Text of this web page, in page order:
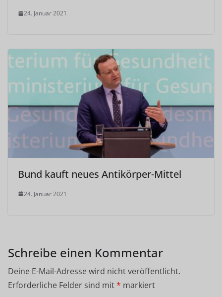
24. Januar 2021
Bund kauft neues Antikörper-Mittel
24. Januar 2021
Schreibe einen Kommentar
Deine E-Mail-Adresse wird nicht veröffentlicht.
Erforderliche Felder sind mit* markiert